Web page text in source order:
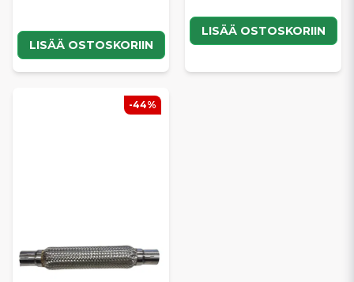
LISÄÄ OSTOSKORIIN
LISÄÄ OSTOSKORIIN
-44%